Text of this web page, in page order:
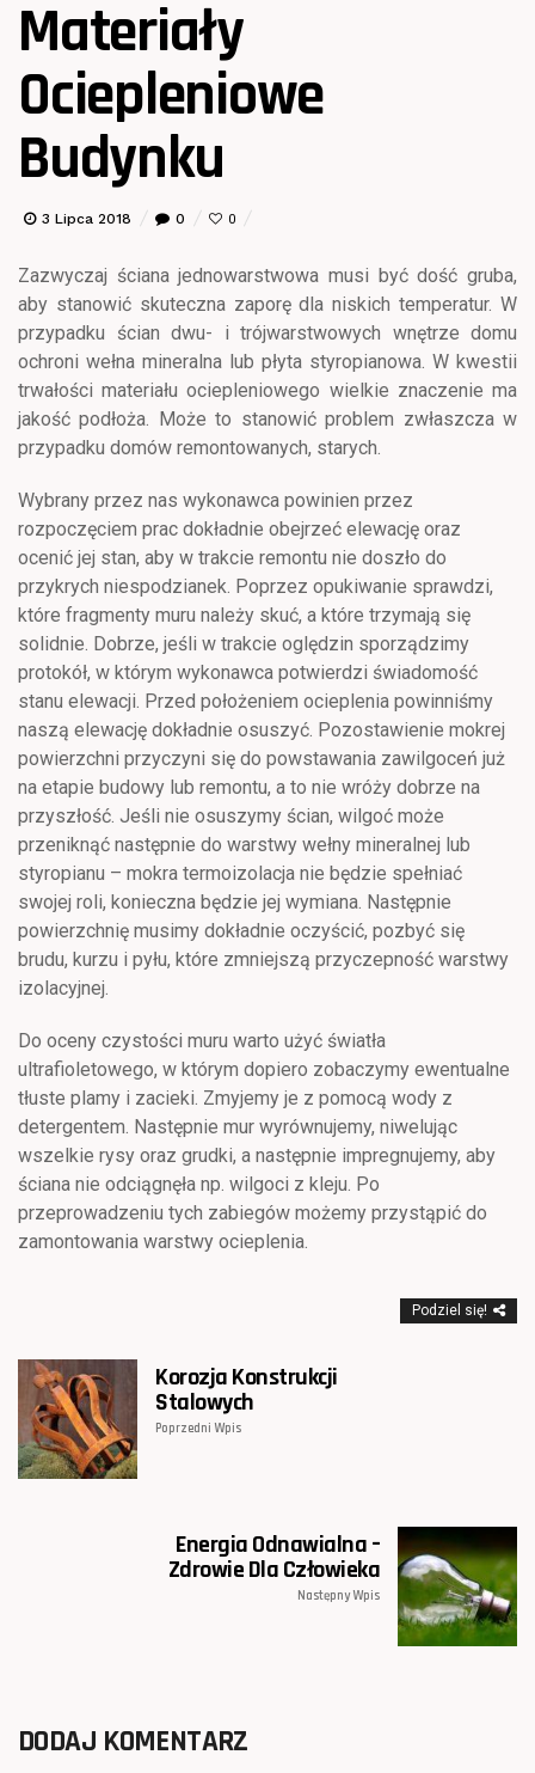
Materiały
Ociepleniowe
Budynku
3 Lipca 2018 0 0
Zazwyczaj ściana jednowarstwowa musi być dość gruba,
aby stanowić skuteczna zaporę dla niskich temperatur. W
przypadku ścian dwu- i trójwarstwowych wnętrze domu
ochroni wełna mineralna lub płyta styropianowa. W kwestii
trwałości materiału ociepleniowego wielkie znaczenie ma
jakość podłoża. Może to stanowić problem zwłaszcza w
przypadku domów remontowanych, starych.
Wybrany przez nas wykonawca powinien przez
rozpoczęciem prac dokładnie obejrzeć elewację oraz
ocenić jej stan, aby w trakcie remontu nie doszło do
przykrych niespodzianek. Poprzez opukiwanie sprawdzi,
które fragmenty muru należy skuć, a które trzymają się
solidnie. Dobrze, jeśli w trakcie oględzin sporządzimy
protokół, w którym wykonawca potwierdzi świadomość
stanu elewacji. Przed położeniem ocieplenia powinniśmy
naszą elewację dokładnie osuszyć. Pozostawienie mokrej
powierzchni przyczyni się do powstawania zawilgoceń już
na etapie budowy lub remontu, a to nie wróży dobrze na
przyszłość. Jeśli nie osuszymy ścian, wilgoć może
przeniknąć następnie do warstwy wełny mineralnej lub
styropianu – mokra termoizolacja nie będzie spełniać
swojej roli, konieczna będzie jej wymiana. Następnie
powierzchnię musimy dokładnie oczyścić, pozbyć się
brudu, kurzu i pyłu, które zmniejszą przyczepność warstwy
izolacyjnej.
Do oceny czystości muru warto użyć światła
ultrafioletowego, w którym dopiero zobaczymy ewentualne
tłuste plamy i zacieki. Zmyjemy je z pomocą wody z
detergentem. Następnie mur wyrównujemy, niwelując
wszelkie rysy oraz grudki, a następnie impregnujemy, aby
ściana nie odciągnęła np. wilgoci z kleju. Po
przeprowadzeniu tych zabiegów możemy przystąpić do
zamontowania warstwy ocieplenia.
Podziel się!
Korozja Konstrukcji
Stalowych
Poprzedni Wpis
Energia Odnawialna –
Zdrowie Dla Człowieka
Następny Wpis
DODAJ KOMENTARZ